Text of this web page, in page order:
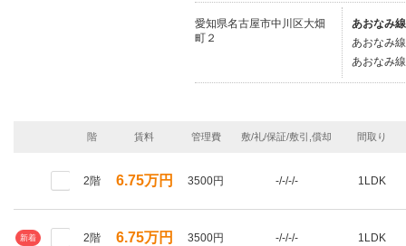
愛知県名古屋市中川区大畑
町２
あおなみ
あおなみ
あおなみ
階 賃料 管理費 敷/礼/保証/敷引,償却 間取り
2階 6.75万円 3500円 -/-/-/- 1LDK
新着 2階 6.75万円 3500円 -/-/-/- 1LDK